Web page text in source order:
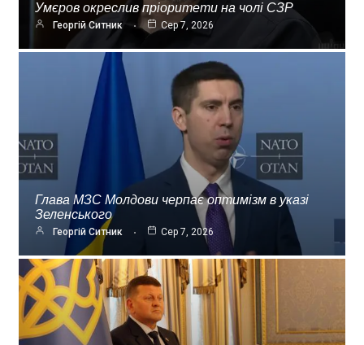
Умєров окреслив пріоритети на чолі СЗР
Георгій Ситник Сер 7, 2026
Глава МЗС Молдови черпає оптимізм в указі
Зеленського
Георгій Ситник Сер 7, 2026